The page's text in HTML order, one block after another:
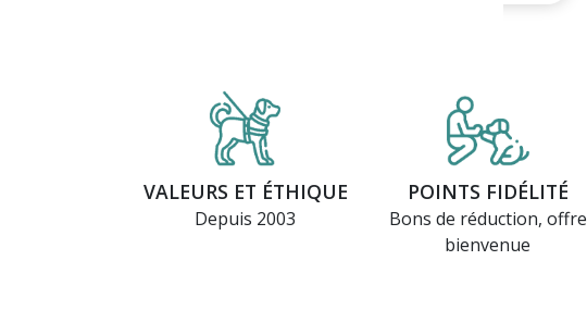
VALEURS ET ÉTHIQUE
Depuis 2003
POINTS FIDÉLITÉ
Bons de réduction, offre
bienvenue